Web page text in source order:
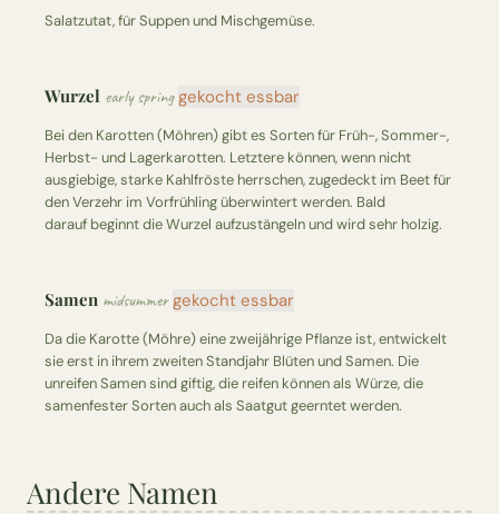
Salatzutat, für Suppen und Mischgemüse.
Wurzel early spring gekocht essbar
Bei den Karotten (Möhren) gibt es Sorten für Früh-, Sommer-,
Herbst- und Lagerkarotten. Letztere können, wenn nicht
ausgiebige, starke Kahlfröste herrschen, zugedeckt im Beet für
den Verzehr im Vorfrühling überwintert werden. Bald
darauf beginnt die Wurzel aufzustängeln und wird sehr holzig.
Samen midsummer gekocht essbar
Da die Karotte (Möhre) eine zweijährige Pflanze ist, entwickelt
sie erst in ihrem zweiten Standjahr Blüten und Samen. Die
unreifen Samen sind giftig, die reifen können als Würze, die
samenfester Sorten auch als Saatgut geerntet werden.
Andere Namen